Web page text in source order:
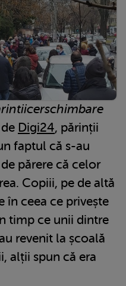
Digi24, părinții
faptul că s-au
părere că celor
Copiii, pe de altă
în ceea ce privește
timp ce unii dintre
revenit la școală
alții spun că era